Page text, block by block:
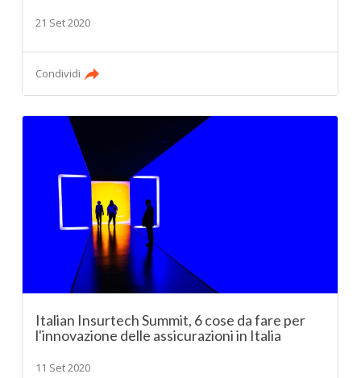
21 Set 2020
Condividi
Italian Insurtech Summit, 6 cose da fare per
l'innovazione delle assicurazioni in Italia
11 Set 2020